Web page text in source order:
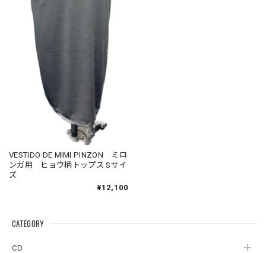
CATEGORY
CD
VESTIDO DE MIMI PINZON ミロ
ンガ用 ヒョウ柄トップス Sサイ
ズ
¥12,100